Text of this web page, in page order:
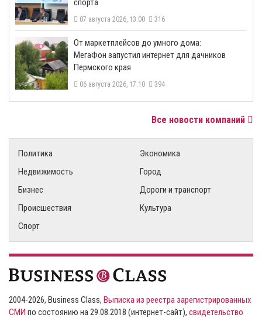
07 августа 2026, 13:00 316
От маркетплейсов до умного дома:
МегаФон запустил интернет для дачников
Пермского края
06 августа 2026, 17:10 394
Все новости компаний
Политика
Экономика
Недвижимость
Город
Бизнес
Дороги и транспорт
Происшествия
Культура
Спорт
2004-2026, Business Class, Выписка из реестра зарегистрированных
СМИ по состоянию на 29.08.2018 (интернет-сайт), свидетельство